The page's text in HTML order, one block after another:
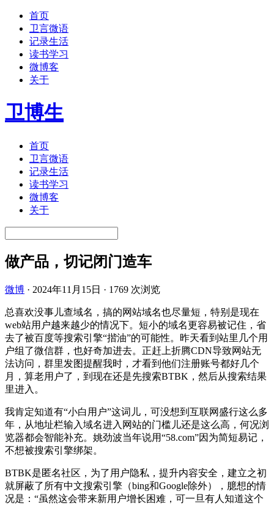
首页
卫言微语
记录生活
读书学习
微博客
关于
卫博生
首页
卫言微语
记录生活
读书学习
微博客
关于
做产品，切记闭门造车
微博 · 2024年11月15日 · 1769 次浏览
总喜欢没事儿查域名，搞的网站域名也尽量短，特别是现在
web站用户越来越少的情况下。短小的域名更容易被记住，省
去了被百度等搜索引擎“揩油”的可能性。昨天看到站里几个用
户组了微信群，也好奇加进去。正赶上折腾CDN导致网站无
法访问，群里发图提醒我时，才看到他们注册账号都好几个
月，算老用户了，到现在还是先搜索BTBK，然后从搜索结果
里进入。
我肯定知道有“小白用户”这词儿，可没想到互联网盛行这么多
年，从地址栏输入域名进入网站的门槛儿还是这么高，何况浏
览器都会智能补充。姚劲波当年说用“58.com”因为简短易记，
不想被搜索引擎绑架。
BTBK是匿名社区，为了用户隐私，提升内容安全，建立之初
就屏蔽了所有中文搜索引擎（bing和Google除外），臆想的情
况是：“虽然这会带来新用户增长困难，可一旦有人知道这个